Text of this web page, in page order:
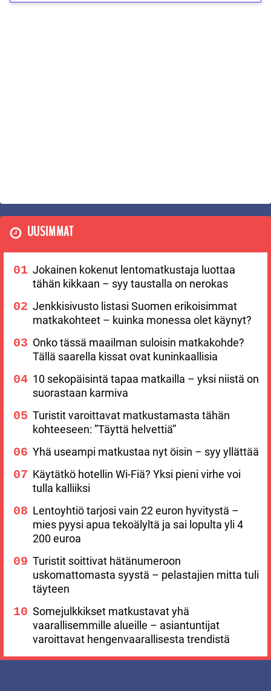
UUSIMMAT
Jokainen kokenut lentomatkustaja luottaa
tähän kikkaan – syy taustalla on nerokas
Jenkkisivusto listasi Suomen erikoisimmat
matkakohteet – kuinka monessa olet käynyt?
Onko tässä maailman suloisin matkakohde?
Tällä saarella kissat ovat kuninkaallisia
10 sekopäisintä tapaa matkailla – yksi niistä on
suorastaan karmiva
Turistit varoittavat matkustamasta tähän
kohteeseen: ”Täyttä helvettiä”
Yhä useampi matkustaa nyt öisin – syy yllättää
Käytätkö hotellin Wi-Fiä? Yksi pieni virhe voi
tulla kalliiksi
Lentoyhtiö tarjosi vain 22 euron hyvitystä –
mies pyysi apua tekoälyltä ja sai lopulta yli 4
200 euroa
Turistit soittivat hätänumeroon
uskomattomasta syystä – pelastajien mitta tuli
täyteen
Somejulkkikset matkustavat yhä
vaarallisemmille alueille – asiantuntijat
varoittavat hengenvaarallisesta trendistä